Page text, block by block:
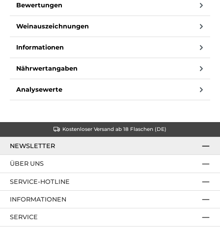
Bewertungen
Weinauszeichnungen
Informationen
Nährwertangaben
Analysewerte
Kostenloser Versand ab 18 Flaschen (DE)
NEWSLETTER
SERVICE-HOTLINE
ÜBER UNS
INFORMATIONEN
SERVICE